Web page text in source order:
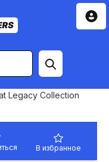
Legacy Collection
В избранное